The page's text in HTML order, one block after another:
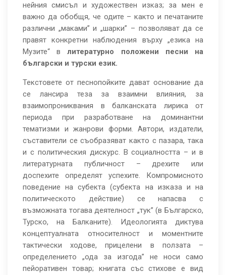
нейния смисъл и художествен изказ; за мен е
важно да обобщя, че одите – както и печатаните
различни „маками” и „шарки” – позволяват да се
правят конкретни наблюдения върху „езика на
Музите“ влитературно положени песни на
български и турски език.
Текстовете от песнопойките дават основание да
се лансира теза за взаимни влияния, за
взаимопрониквания в балканската лирика от
периода при разработване на доминантни
тематизми и жанрови форми. Автори, издатели,
съставители се съобразяват както с пазара, така
и с политическия дискурс. В социалността – и в
литературната публичност – дрехите или
доспехите определят успехите. Компромисното
поведение на субекта (субекта на изказа и на
политическото действие) се напасва с
възможната тогава деятелност „тук” (в Българско,
Турско, на Балканите). Идеологията диктува
концептуалната относителност и моментните
тактически ходове, прицелени в ползата –
определението „ода за изгода” не носи само
пейоративен товар; книгата със стихове е вид